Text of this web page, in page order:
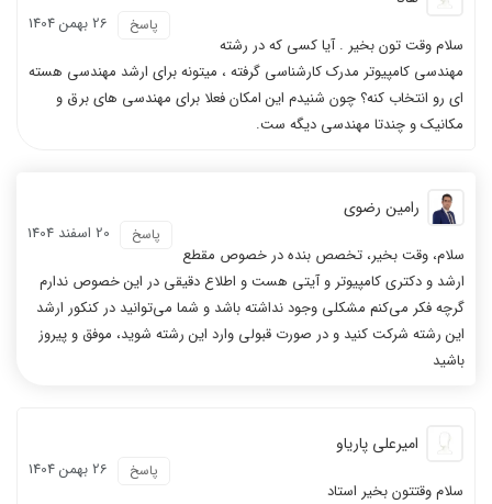
26 بهمن 1404 پاسخ
سلام وقت تون بخیر . آیا کسی که در رشته
مهندسی کامپیوتر مدرک کارشناسی گرفته ، میتونه برای ارشد مهندسی هسته
ای رو انتخاب کنه؟ چون شنیدم این امکان فعلا برای مهندسی های برق و
مکانیک و چندتا مهندسی دیگه ست.
رامین رضوی
20 اسفند 1404 پاسخ
سلام، وقت بخیر، تخصص بنده در خصوص مقطع
ارشد و دکتری کامپیوتر و آیتی هست و اطلاع دقیقی در این خصوص ندارم
گرچه فکر می‌کنم مشکلی وجود نداشته باشد و شما می‌توانید در کنکور ارشد
این رشته شرکت کنید و در صورت قبولی وارد این رشته شوید، موفق و پیروز
باشید
امیرعلی پاریاو
26 بهمن 1404 پاسخ
سلام وقتتون بخیر استاد